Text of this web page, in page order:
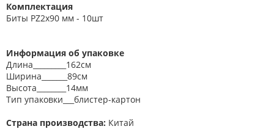
Комплектация
Биты PZ2х90 мм - 10шт
Информация об упаковке
Длина_________162см
Ширина_______89см
Высота________14мм
Тип упаковки___блистер-картон
Страна производства: Китай